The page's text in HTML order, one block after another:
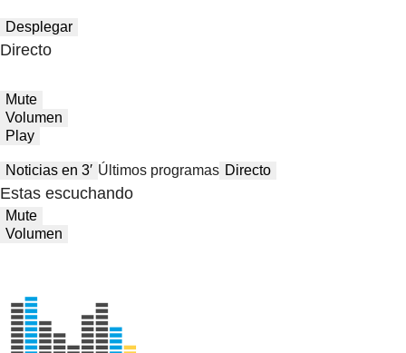
Desplegar
Directo
Mute
Volumen
Play
Noticias en 3′ Últimos programas Directo
Estas escuchando
Mute
Volumen